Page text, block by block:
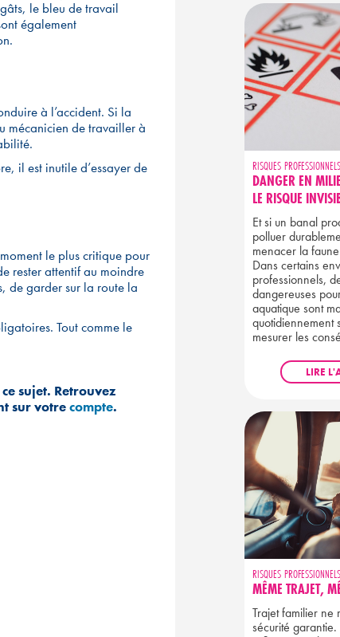
le bleu de travail
également
à l’accident. Si la
mécanicien de travailler à
il est inutile d’essayer de
le plus critique pour
rester attentif au moindre
de garder sur la route la
Tout comme le
sujet. Retrouvez
sur votrecompte.
RISQUES PROFESSIONNELS
DANGER EN
LE RISQUE
Et si un banal
polluer
menacer la
Dans certains
professionnels,
dangereuses
aquatique sont
quotidiennement
mesurer les
LIRE
RISQUES PROFESSIONNELS
MÊME TRAJET,
Trajet familier ne
sécurité